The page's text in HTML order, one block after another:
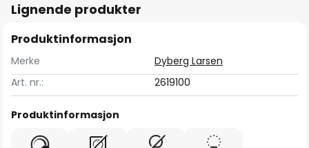
Lignende produkter
Produktinformasjon
Merke
Dyberg Larsen
Art. nr.:
2619100
Produktinformasjon